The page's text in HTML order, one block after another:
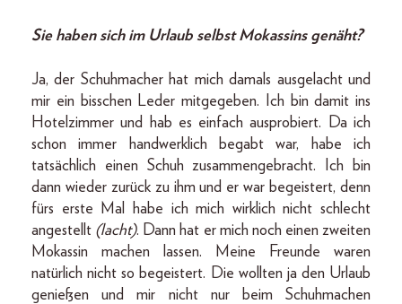
Sie haben sich im Urlaub selbst Mokassins genäht?
Ja, der Schuhmacher hat mich damals ausgelacht und
mir ein bisschen Leder mitgegeben. Ich bin damit ins
Hotelzimmer und hab es einfach ausprobiert. Da ich
schon immer handwerklich begabt war, habe ich
tatsächlich einen Schuh zusammengebracht. Ich bin
dann wieder zurück zu ihm und er war begeistert, denn
fürs erste Mal habe ich mich wirklich nicht schlecht
angestellt (lacht). Dann hat er mich noch einen zweiten
Mokassin machen lassen. Meine Freunde waren
natürlich nicht so begeistert. Die wollten ja den Urlaub
genießen und mir nicht nur beim Schuhmachen